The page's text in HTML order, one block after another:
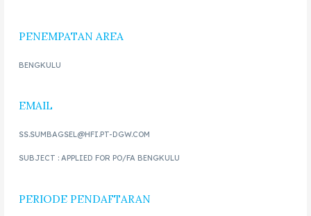
PENEMPATAN AREA
BENGKULU
EMAIL
SS.SUMBAGSEL@HFI.PT-DGW.COM
SUBJECT : APPLIED FOR PO/FA BENGKULU
PERIODE PENDAFTARAN